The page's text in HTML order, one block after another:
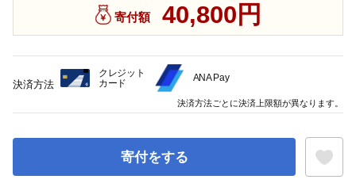
寄付額 40,800円
寄付をする
決済方法
クレジット
カード
ANA Pay
決済方法ごとに決済上限額が異なります。